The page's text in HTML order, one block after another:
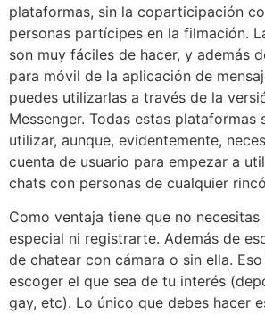
plataformas, sin la coparticipación
personas partícipes en la filmación.
son muy fáciles de hacer, y además
para móvil de la aplicación de
puedes utilizarlas a través de la
Messenger. Todas estas plataformas
utilizar, aunque, evidentemente,
cuenta de usuario para empezar a
chats con personas de cualquier
Como ventaja tiene que no
especial ni registrarte. Además de
de chatear con cámara o sin ella.
escoger el que sea de tu interés
gay, etc). Lo único que debes hacer